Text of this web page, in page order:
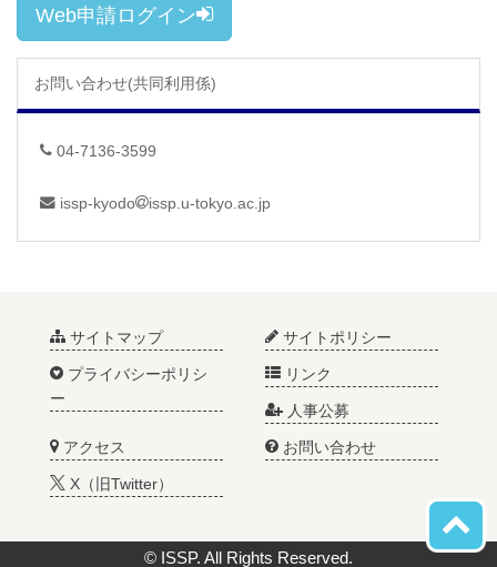
Web申請ログイン
お問い合わせ(共同利用係)
04-7136-3599
issp-kyodo issp.u-tokyo.ac.jp
サイトマップ サイトポリシー
プライバシーポリシ
ー
リンク
人事公募
アクセス お問い合わせ
X（旧Twitter）
© ISSP. All Rights Reserved.